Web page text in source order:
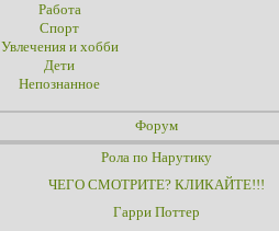
Работа
Спорт
Увлечения и хобби
Дети
Непознанное
Форум
Рола по Нарутику
ЧЕГО СМОТРИТЕ? КЛИКАЙТЕ!!!
Гарри Поттер